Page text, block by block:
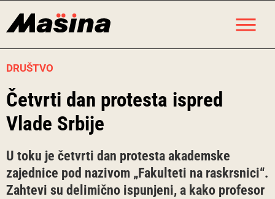
DRUŠTVO
Četvrti dan protesta ispred
Vlade Srbije
U toku je četvrti dan protesta akademske
zajednice pod nazivom „Fakulteti na raskrsnici“.
Zahtevi su delimično ispunjeni, a kako profesor